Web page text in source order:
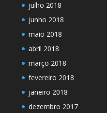
julho 2018
junho 2018
maio 2018
abril 2018
março 2018
fevereiro 2018
janeiro 2018
dezembro 2017